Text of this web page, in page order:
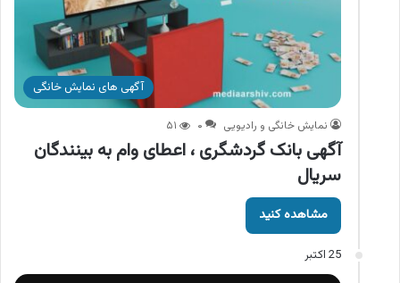
آگهی های نمایش خانگی
نمایش خانگی و رادیویی ۰ ۵۱
آگهی بانک گردشگری ، اعطای وام به بینندگان
سریال
مشاهده کنید
25 اکتبر